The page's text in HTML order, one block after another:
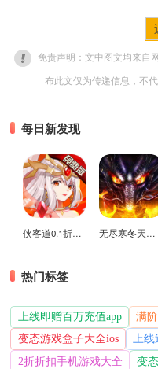
免责声明：文中图文均来自
布此文仅为传递信息，不
每日新发现
侠客道0.1折变态版 无尽寒冬天蛇新春送礼版
热门标签
上线即赠百万充值app
满
变态游戏盒子大全ios
上线
2折折扣手机游戏大全
变